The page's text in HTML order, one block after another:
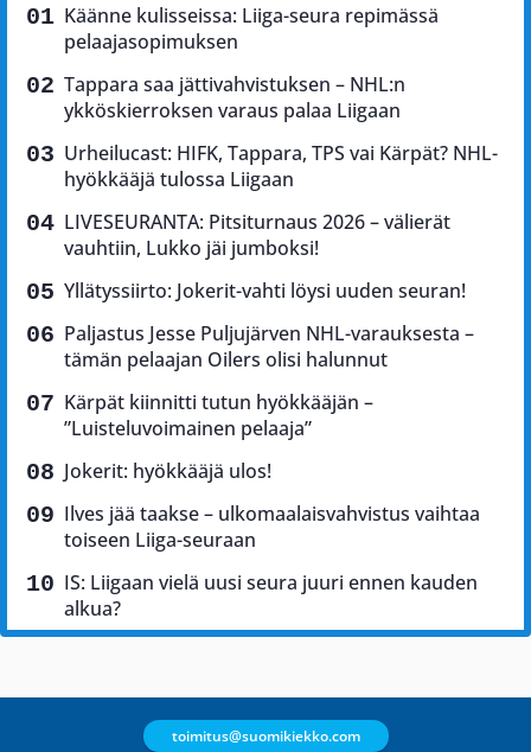
Käänne kulisseissa: Liiga-seura repimässä
pelaajasopimuksen
Tappara saa jättivahvistuksen – NHL:n
ykköskierroksen varaus palaa Liigaan
Urheilucast: HIFK, Tappara, TPS vai Kärpät? NHL-
hyökkääjä tulossa Liigaan
LIVESEURANTA: Pitsiturnaus 2026 – välierät
vauhtiin, Lukko jäi jumboksi!
Yllätyssiirto: Jokerit-vahti löysi uuden seuran!
Paljastus Jesse Puljujärven NHL-varauksesta –
tämän pelaajan Oilers olisi halunnut
Kärpät kiinnitti tutun hyökkääjän –
”Luisteluvoimainen pelaaja”
Jokerit: hyökkääjä ulos!
Ilves jää taakse – ulkomaalaisvahvistus vaihtaa
toiseen Liiga-seuraan
IS: Liigaan vielä uusi seura juuri ennen kauden
alkua?
toimitus@suomikiekko.com